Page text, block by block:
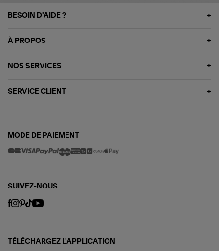
BESOIN D'AIDE ?
À PROPOS
NOS SERVICES
SERVICE CLIENT
MODE DE PAIEMENT
SUIVEZ-NOUS
TÉLÉCHARGEZ L'APPLICATION